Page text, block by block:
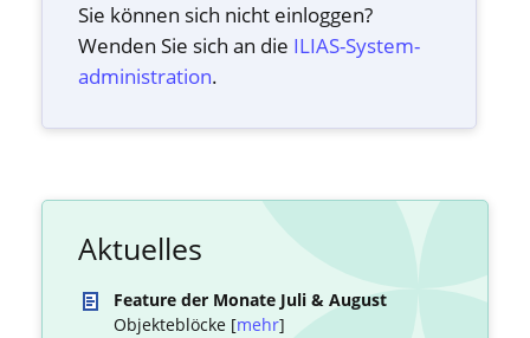
Sie können sich nicht einloggen?
Wenden Sie sich an die ILIAS-System­
administration.
Aktuelles
Feature der Monate Juli & August
Objekteblöcke [mehr]